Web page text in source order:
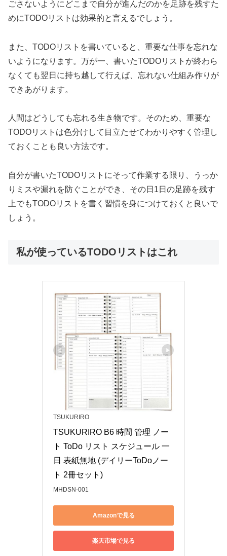
ごさないようにどこまで自分が進んだのかを足跡を残すた
めにTODOリストは効果的と言えるでしょう。
また、TODOリストを書いていると、重要な仕事を忘れな
いようになります。万が一、書いたTODOリストが終わら
なくても翌日に持ち越して行えば、忘れない仕組み作りが
できあがります。
人間はどうしても忘れる生き物です。そのため、重要な
TODOリストは色分けして目立たせてわかりやすく管理し
ておくことも良い方法です。
自分が書いたTODOリストにそって作業する限り、うっか
りミスや漏れを防ぐことができ、その日1日の足跡を残す
上でもTODOリストを書く習慣を身につけておくと良いで
しょう。
私が使っているTODOリストはこれ
TSUKURIRO
TSUKURIRO B6 時間 管理 ノー
ト ToDo リスト スケジュール 一
日 表紙無地 (デイリーToDoノー
ト 2冊セット)
MHDSN-001
Amazonで見る
楽天市場で見る